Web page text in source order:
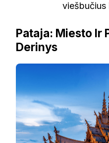
viešbučius
Pataja: Miesto Ir
Derinys